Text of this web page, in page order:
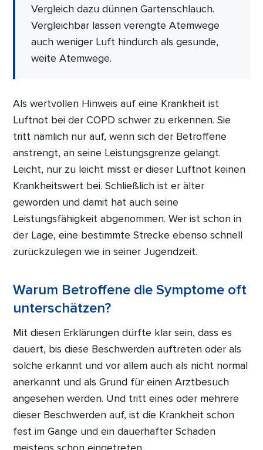
Vergleich dazu dünnen Gartenschlauch.
Vergleichbar lassen verengte Atemwege
auch weniger Luft hindurch als gesunde,
weite Atemwege.
Als wertvollen Hinweis auf eine Krankheit ist
Luftnot bei der COPD schwer zu erkennen. Sie
tritt nämlich nur auf, wenn sich der Betroffene
anstrengt, an seine Leistungsgrenze gelangt.
Leicht, nur zu leicht misst er dieser Luftnot keinen
Krankheitswert bei. Schließlich ist er älter
geworden und damit hat auch seine
Leistungsfähigkeit abgenommen. Wer ist schon in
der Lage, eine bestimmte Strecke ebenso schnell
zurückzulegen wie in seiner Jugendzeit.
Warum Betroffene die Symptome oft
unterschätzen?
Mit diesen Erklärungen dürfte klar sein, dass es
dauert, bis diese Beschwerden auftreten oder als
solche erkannt und vor allem auch als nicht normal
anerkannt und als Grund für einen Arztbesuch
angesehen werden. Und tritt eines oder mehrere
dieser Beschwerden auf, ist die Krankheit schon
fest im Gange und ein dauerhafter Schaden